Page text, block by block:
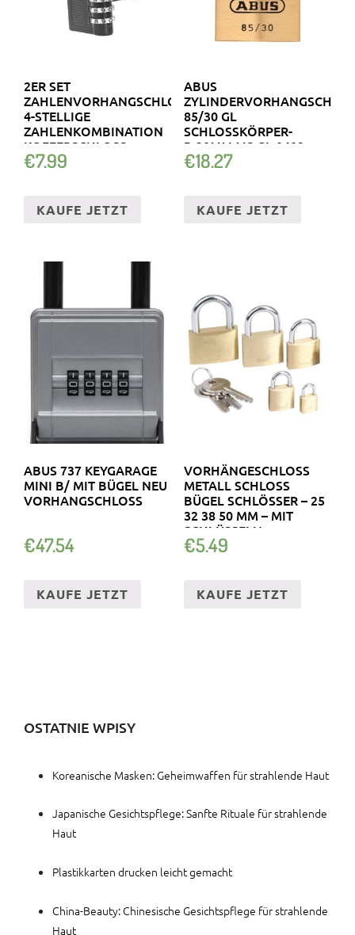
2ER SET
ZAHLENVORHANGSCHLOSS
4-STELLIGE
ZAHLENKOMBINATION
KOFFERSCHLOSS
€7.99
KAUFE JETZT
ABUS
85/30 GL
SCHLOSSKÖRPER-
B.30MM MS GL.0402
ABUS
€18.27
KAUFE JETZT
ABUS 737 KEYGARAGE
MINI B/ MIT BÜGEL NEU
VORHANGSCHLOSS
€47.54
KAUFE JETZT
VORHÄNGESCHLOSS
METALL SCHLOSS
BÜGEL SCHLÖSSER – 25
32 38 50 MM – MIT
SCHLÜSSELN
€5.49
KAUFE JETZT
OSTATNIE WPISY
Koreanische Masken: Geheimwaffen für strahlende Haut
Japanische Gesichtspflege: Sanfte Rituale für strahlende
Haut
Plastikkarten drucken leicht gemacht
China-Beauty: Chinesische Gesichtspflege für strahlende
Haut